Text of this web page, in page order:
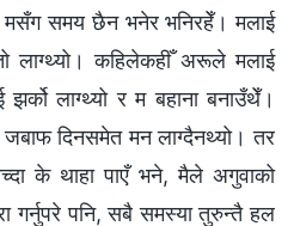
मसँग समय छैन भनेर भनिरहेँ। मलाई
लाग्थ्यो। कहिलेकहीँ अरूले मलाई
लाग्थ्यो र म बहाना बनाउँथेँ।
दिनसमेत मन लाग्दैनथ्यो। तर
के थाहा पाएँ भने, मैले अगुवाको
गर्नुपरे पनि, सबै समस्या तुरुन्तै हल